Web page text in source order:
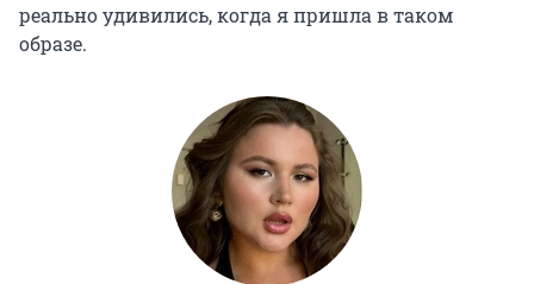
реально удивились, когда я пришла в таком
образе.